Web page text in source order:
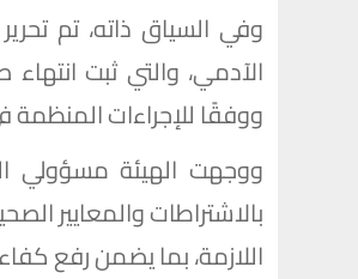
الآدمي، والتي ثبت
ووفقًا للإجراءات
ووجهت الهيئة مسؤولي
بالاشتراطات والمعايير
اللازمة، بما يضمن رفع